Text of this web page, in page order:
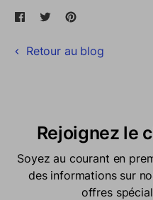
Partager sur Facebook
Ouvre dans une
Tweeter sur Twitter
Ouvre dans une
Retour au blog
Rejoignez le
Soyez au courant en
des informations sur
offres